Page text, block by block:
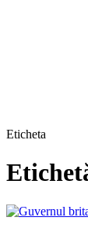
Eticheta